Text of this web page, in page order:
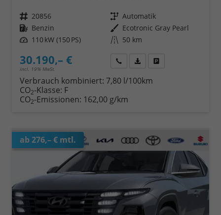
Fahrzeugnr. 20856 Getriebe Automatik
Kraftstoff Benzin Außenfarbe Ecotronic Gray Pearl
Leistung 110 kW (150 PS) Kilometerstand 50 km
30.190,– €
incl. 19% MwSt.
Wir rufen Sie anFahrzeugexposé (PDF)
Verbrauch kombiniert: 7,80 l/100km
CO2-Klasse: F
CO2-Emissionen: 162,00 g/km
ab 276,– € mtl.